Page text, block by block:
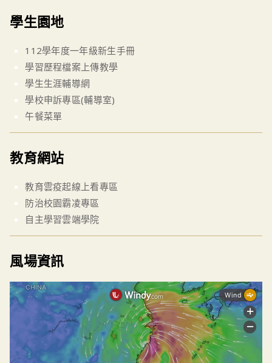
學生園地
112學年度一年級新生手冊
學習歷程檔案上傳教學
學生生涯輔導網
學校申訴專區(輔導室)
午餐菜單
教育網站
教育雲疫起線上看專區
防治校園霸凌專區
自主學習雲端學院
風場資訊